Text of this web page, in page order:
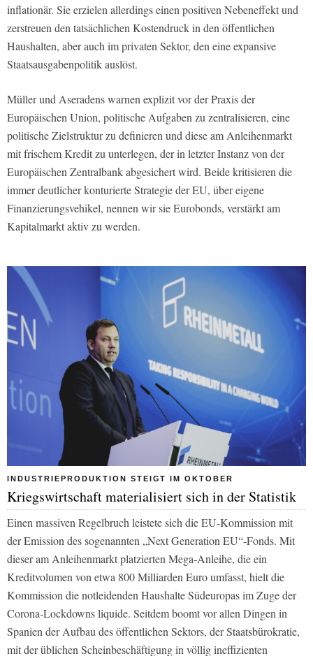
inflationär. Sie erzielen allerdings einen positiven Nebeneffekt und
zerstreuen den tatsächlichen Kostendruck in den öffentlichen
Haushalten, aber auch im privaten Sektor, den eine expansive
Staatsausgabenpolitik auslöst.
Müller und Aseradens warnen explizit vor der Praxis der
Europäischen Union, politische Aufgaben zu zentralisieren, eine
politische Zielstruktur zu definieren und diese am Anleihenmarkt
mit frischem Kredit zu unterlegen, der in letzter Instanz von der
Europäischen Zentralbank abgesichert wird. Beide kritisieren die
immer deutlicher konturierte Strategie der EU, über eigene
Finanzierungsvehikel, nennen wir sie Eurobonds, verstärkt am
Kapitalmarkt aktiv zu werden.
INDUSTRIEPRODUKTION STEIGT IM OKTOBER
Kriegswirtschaft materialisiert sich in der Statistik
Einen massiven Regelbruch leistete sich die EU‑Kommission mit
der Emission des sogenannten „Next Generation EU“‑Fonds. Mit
dieser am Anleihenmarkt platzierten Mega‑Anleihe, die ein
Kreditvolumen von etwa 800 Milliarden Euro umfasst, hielt die
Kommission die notleidenden Haushalte Südeuropas im Zuge der
Corona‑Lockdowns liquide. Seitdem boomt vor allen Dingen in
Spanien der Aufbau des öffentlichen Sektors, der Staatsbürokratie,
mit der üblichen Scheinbeschäftigung in völlig ineffizienten